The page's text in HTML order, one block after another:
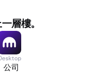
層樓。
公司